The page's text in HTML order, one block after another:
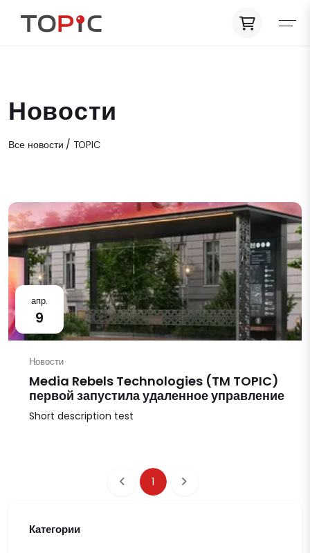
Новости
Все новости TOPIC
апр.
9
Новости
Media Rebels Technologies (TM TOPIC)
первой запустила удаленное управление
Short description test
1
Категории